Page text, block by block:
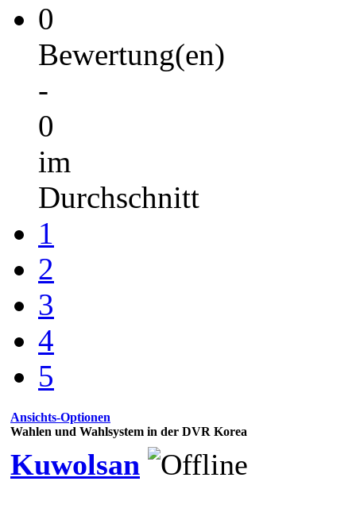
0
Bewertung(en)
-
0
im
Durchschnitt
1
2
3
4
5
Ansichts-Optionen
Wahlen und Wahlsystem in der DVR Korea
Kuwolsan